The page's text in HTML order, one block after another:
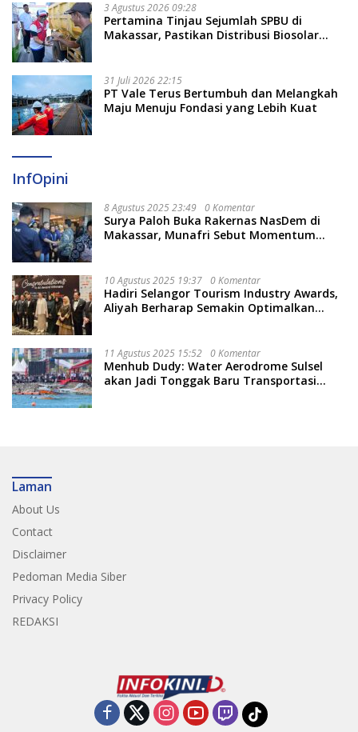
3 Agustus 2026 09:28
Pertamina Tinjau Sejumlah SPBU di
Makassar, Pastikan Distribusi Biosolar
31 Juli 2026 22:15
PT Vale Terus Bertumbuh dan Melangkah
Maju Menuju Fondasi yang Lebih Kuat
InfOpini
8 Agustus 2025 23:49 0 Komentar
Surya Paloh Buka Rakernas NasDem di
Makassar, Munafri Sebut Momentum
10 Agustus 2025 19:37 0 Komentar
Hadiri Selangor Tourism Industry Awards,
Aliyah Berharap Semakin Optimalkan
11 Agustus 2025 15:52 0 Komentar
Menhub Dudy: Water Aerodrome Sulsel
akan Jadi Tonggak Baru Transportasi
Laman
About Us
Contact
Disclaimer
Pedoman Media Siber
Privacy Policy
REDAKSI